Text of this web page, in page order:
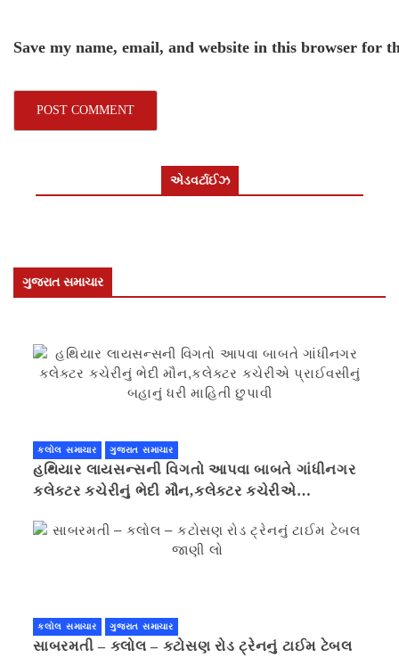
Save my name, email, and website in this browser for
એડવર્ટાઈઝ
ગુજરાત સમાચાર
કલોલ સમાચાર ગુજરાત સમાચાર
હથિયાર લાયસન્સની વિગતો આપવા બાબતે ગાંધીનગર
કલેક્ટર કચેરીનું ભેદી મૌન,કલેક્ટર કચેરીએ
કલોલ સમાચાર ગુજરાત સમાચાર
સાબરમતી – કલોલ – કટોસણ રોડ ટ્રેનનું ટાઈમ ટેબલ